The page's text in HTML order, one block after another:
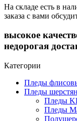
На складе есть в
заказа с вами
высокое
недорогая
Категории
Пледы
Пледы
Пледы
Пледы